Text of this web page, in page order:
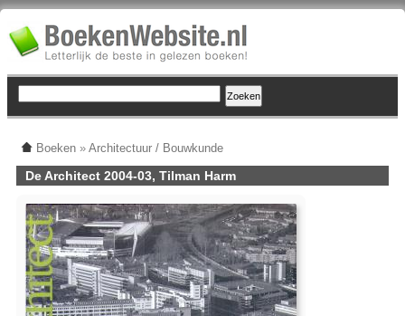
Boeken » Architectuur / Bouwkunde
De Architect 2004-03, Tilman Harm